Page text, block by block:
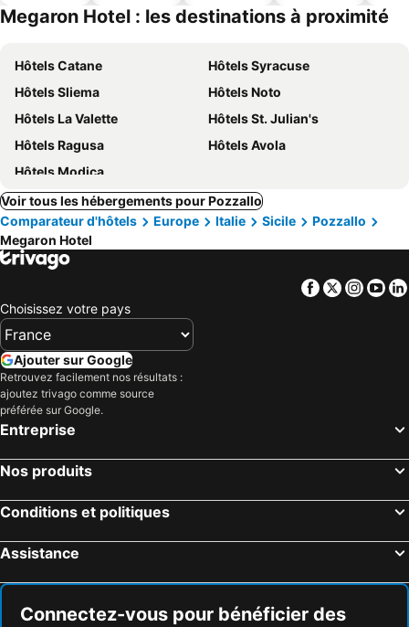
Megaron Hotel : les destinations à proximité
Hôtels Catane
Hôtels Syracuse
Hôtels Sliema
Hôtels Noto
Hôtels La Valette
Hôtels St. Julian's
Hôtels Ragusa
Hôtels Avola
Hôtels Modica
Voir tous les hébergements pour Pozzallo
Comparateur d'hôtels
Europe Italie Sicile
Pozzallo
Megaron Hotel
Facebook
Twitter
Choisissez votre pays
Ajouter sur Google
Retrouvez facilement nos résultats :
ajoutez trivago comme source
préférée sur Google.
Entreprise
Nos produits
Conditions et politiques
Assistance
Connectez-vous pour bénéficier des